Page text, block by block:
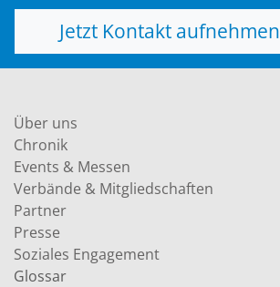
Jetzt Kontakt aufnehmen
Über uns
Chronik
Events & Messen
Verbände & Mitgliedschaften
Partner
Presse
Soziales Engagement
Glossar